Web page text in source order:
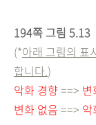
194쪽 그림 5.13
(*아래 그림의 표
합니다.)
악화 경향 ==> 변
변화 없음 ==> 악